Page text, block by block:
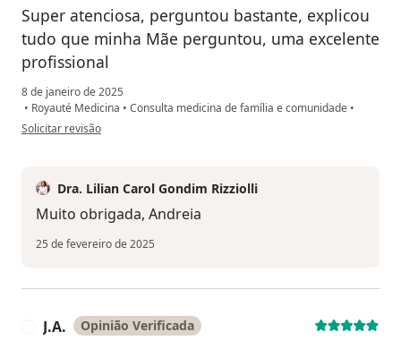
Super atenciosa, perguntou bastante, explicou
tudo que minha Mãe perguntou, uma excelente
profissional
8 de janeiro de 2025
• Royauté Medicina • Consulta medicina de família e comunidade •
na opinião do utilizador Andréia Santos
Solicitar revisão
Dra. Lilian Carol Gondim Rizziolli
Muito obrigada, Andreia
25 de fevereiro de 2025
J.A. Opinião Verificada